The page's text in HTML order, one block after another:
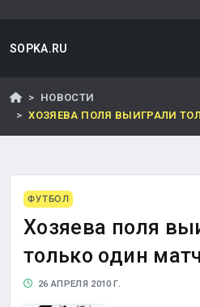
SOPKA.RU
НОВОСТИ
ХОЗЯЕВА ПОЛЯ ВЫИГРАЛИ
ФУТБОЛ
Хозяева поля
только один матч
26 АПРЕЛЯ 2010 Г.